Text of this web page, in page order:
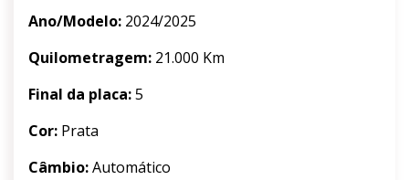
Ano/Modelo: 2024/2025
Quilometragem: 21.000 Km
Final da placa:5
Cor: Prata
Câmbio:Automático